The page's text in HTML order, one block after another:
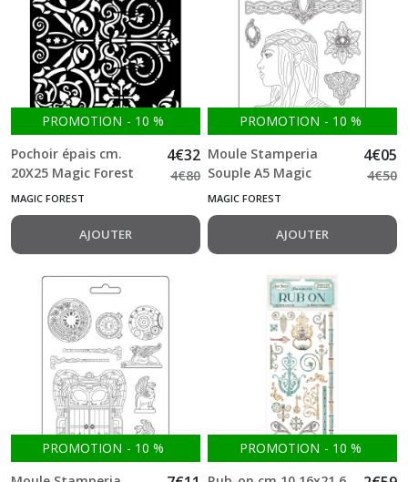
PROMOTION - 10 %
Pochoir épais cm.
20X25 Magic Forest
Door Ornaments
4€32
4€80
MAGIC FOREST
AJOUTER
PROMOTION - 10 %
Moule Stamperia
Souple A5 Magic
Forest Amazon
4€05
4€50
MAGIC FOREST
AJOUTER
PROMOTION - 10 %
PROMOTION - 10 %